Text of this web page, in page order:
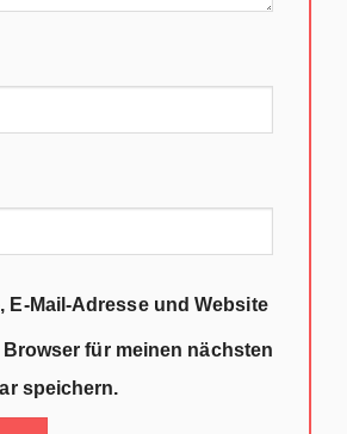
E-Mail-Adresse und Website
Browser für meinen nächsten
speichern.